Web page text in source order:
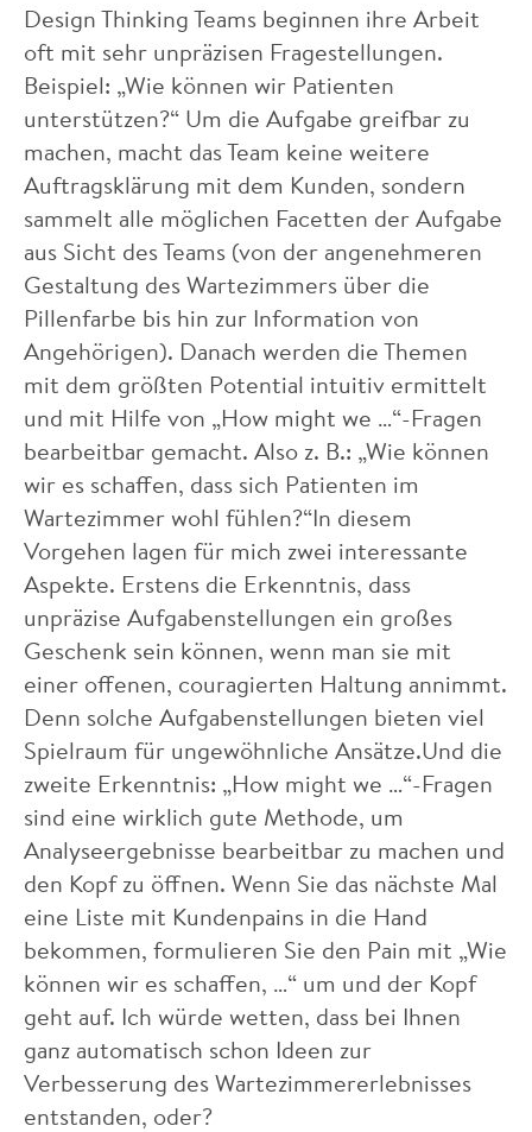
Design Thinking Teams beginnen ihre Arbeit
oft mit sehr unpräzisen Fragestellungen.
Beispiel: „Wie können wir Patienten
unterstützen?“ Um die Aufgabe greifbar zu
machen, macht das Team keine weitere
Auftragsklärung mit dem Kunden, sondern
sammelt alle möglichen Facetten der Aufgabe
aus Sicht des Teams (von der angenehmeren
Gestaltung des Wartezimmers über die
Pillenfarbe bis hin zur Information von
Angehörigen). Danach werden die Themen
mit dem größten Potential intuitiv ermittelt
und mit Hilfe von „How might we …“-Fragen
bearbeitbar gemacht. Also z. B.: „Wie können
wir es schaffen, dass sich Patienten im
Wartezimmer wohl fühlen?“In diesem
Vorgehen lagen für mich zwei interessante
Aspekte. Erstens die Erkenntnis, dass
unpräzise Aufgabenstellungen ein großes
Geschenk sein können, wenn man sie mit
einer offenen, couragierten Haltung annimmt.
Denn solche Aufgabenstellungen bieten viel
Spielraum für ungewöhnliche Ansätze.Und die
zweite Erkenntnis: „How might we …“-Fragen
sind eine wirklich gute Methode, um
Analyseergebnisse bearbeitbar zu machen und
den Kopf zu öffnen. Wenn Sie das nächste Mal
eine Liste mit Kundenpains in die Hand
bekommen, formulieren Sie den Pain mit „Wie
können wir es schaffen, …“ um und der Kopf
geht auf. Ich würde wetten, dass bei Ihnen
ganz automatisch schon Ideen zur
Verbesserung des Wartezimmererlebnisses
entstanden, oder?